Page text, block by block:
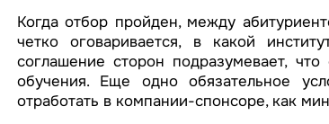
Когда отбор пройден, между
четко оговаривается, в какой
соглашение сторон подразумевает,
обучения. Еще одно обязательное
отработать в компании-спонсоре, как